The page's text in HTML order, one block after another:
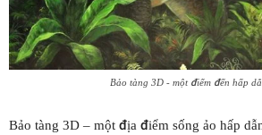
Bảo tàng 3D - một điểm đến hấp
Bảo tàng 3D – một địa điểm sống ảo hấp